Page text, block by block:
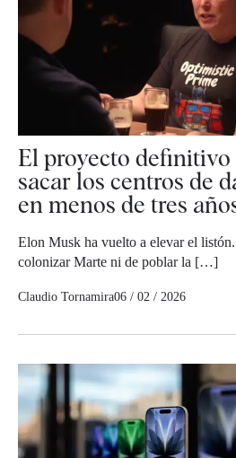
El proyecto
sacar los centros de
en menos de tres
Elon Musk ha vuelto a elevar el
colonizar Marte ni de poblar la […]
Claudio Tornamira06 / 02 / 2026